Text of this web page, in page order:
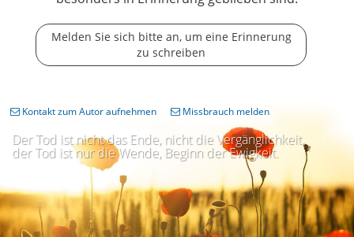
Melden Sie sich bitte an, um eine Erinnerung
zu schreiben
Der Tod ist nicht das Ende, nicht die Vergänglichkeit,
der Tod ist nur die Wende, Beginn der Ewigkeit.
Kontakt zum Autor aufnehmen Missbrauch melden